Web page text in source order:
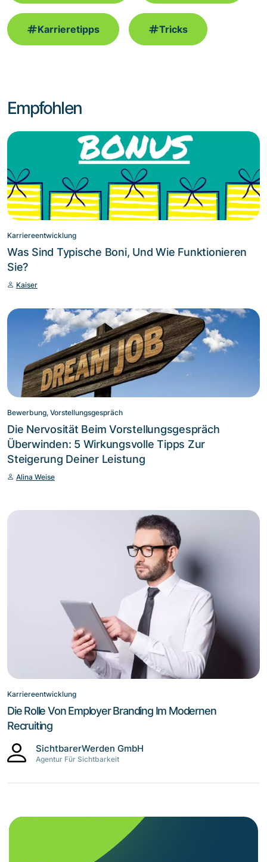
Karrieretipps Tricks
Empfohlen
Karriereentwicklung
Was Sind Typische Boni, Und Wie Funktionieren
Sie?
Kaiser
Bewerbung, Vorstellungsgespräch
Die Nervosität Beim Vorstellungsgespräch
Überwinden: 5 Wirkungsvolle Tipps Zur
Steigerung Deiner Leistung
Alina Weise
Karriereentwicklung
Die Rolle Von Employer Branding Im Modernen
Recruiting
SichtbarerWerden GmbH
Agentur Für Sichtbarkeit